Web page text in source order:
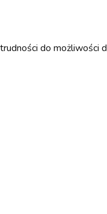
do możliwości